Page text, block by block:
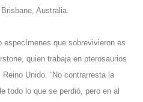
Australia.
especímenes que sobrevivieron es
quien trabaja en pterosaurios
Unido. “No contrarresta la
todo lo que se perdió, pero en al